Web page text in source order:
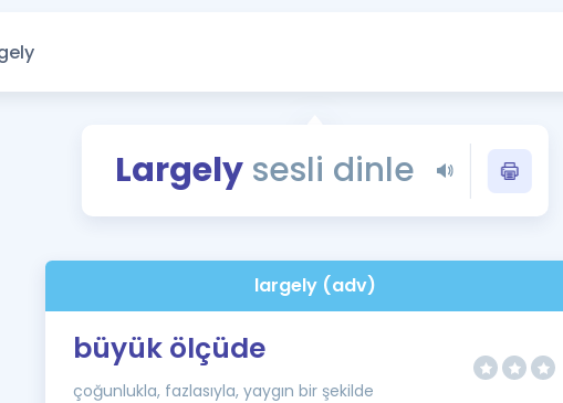
Tüm ÖSYM
YDS - YÖKDİL
İngilizce Gramer
Largelysesli dinle
largely (adv)
büyük ölçüde
çoğunlukla, fazlasıyla, yaygın bir şekilde